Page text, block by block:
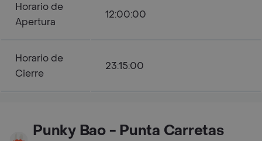
Horario de
Apertura
12:00:00
Horario de
Cierre
23:15:00
Punky Bao - Punta Carretas